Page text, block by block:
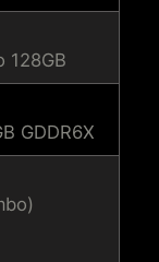
128GB
GDDR6X